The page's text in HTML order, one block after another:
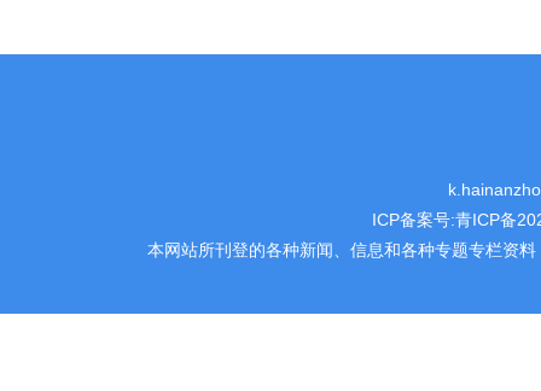
ICP备案号:青ICP备
本网站所刊登的各种新闻、信息和各种专题专栏资